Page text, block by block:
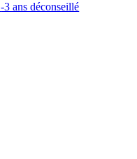
-3 ans déconseillé